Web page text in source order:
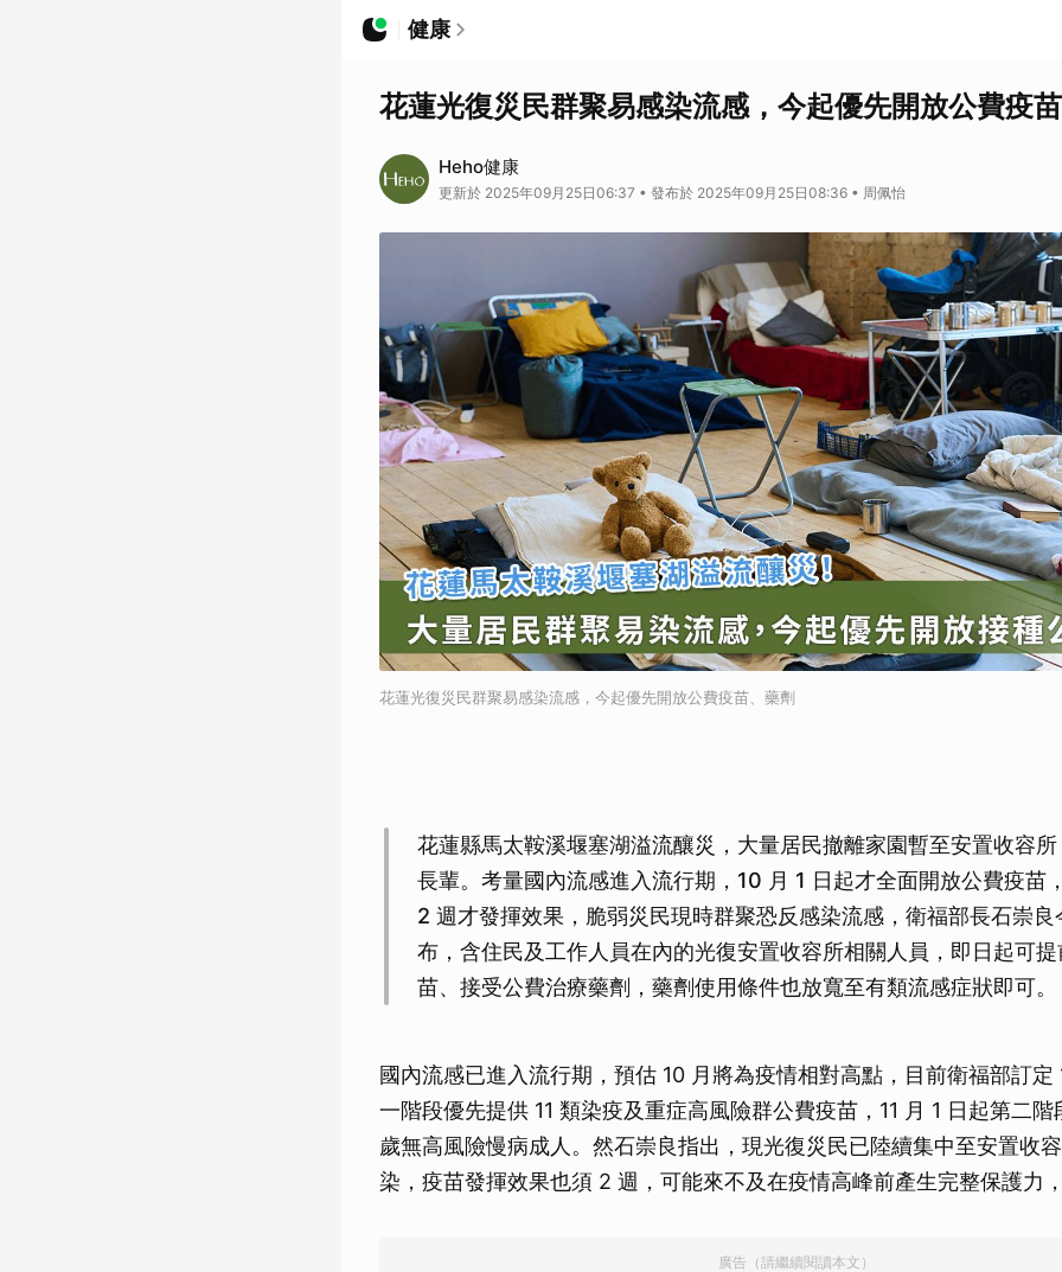
健康
花蓮光復災民群聚易感染流感，今起優先開放公費疫
Heho健康
更新於 2025年09月25日06:37 • 發布於 2025年09月25日08:36 • 周佩怡
花蓮光復災民群聚易感染流感，今起優先開放公費疫苗、藥劑
花蓮縣馬太鞍溪堰塞湖溢流釀災，大量居民撤離家園暫至安置收容
長輩。考量國內流感進入流行期，10 月 1 日起才全面開放公費疫苗
2 週才發揮效果，脆弱災民現時群聚恐反感染流感，衛福部長石崇
布，含住民及工作人員在內的光復安置收容所相關人員，即日起可
苗、接受公費治療藥劑，藥劑使用條件也放寬至有類流感症狀即可。
國內流感已進入流行期，預估 10 月將為疫情相對高點，目前衛福部訂定
一階段優先提供 11 類染疫及重症高風險群公費疫苗，11 月 1 日起第二
歲無高風險慢病成人。然石崇良指出，現光復災民已陸續集中至安置收
染，疫苗發揮效果也須 2 週，可能來不及在疫情高峰前產生完整保護力，
廣告（請繼續閱讀本文）